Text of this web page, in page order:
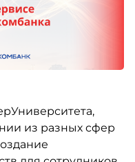
из разных сфер